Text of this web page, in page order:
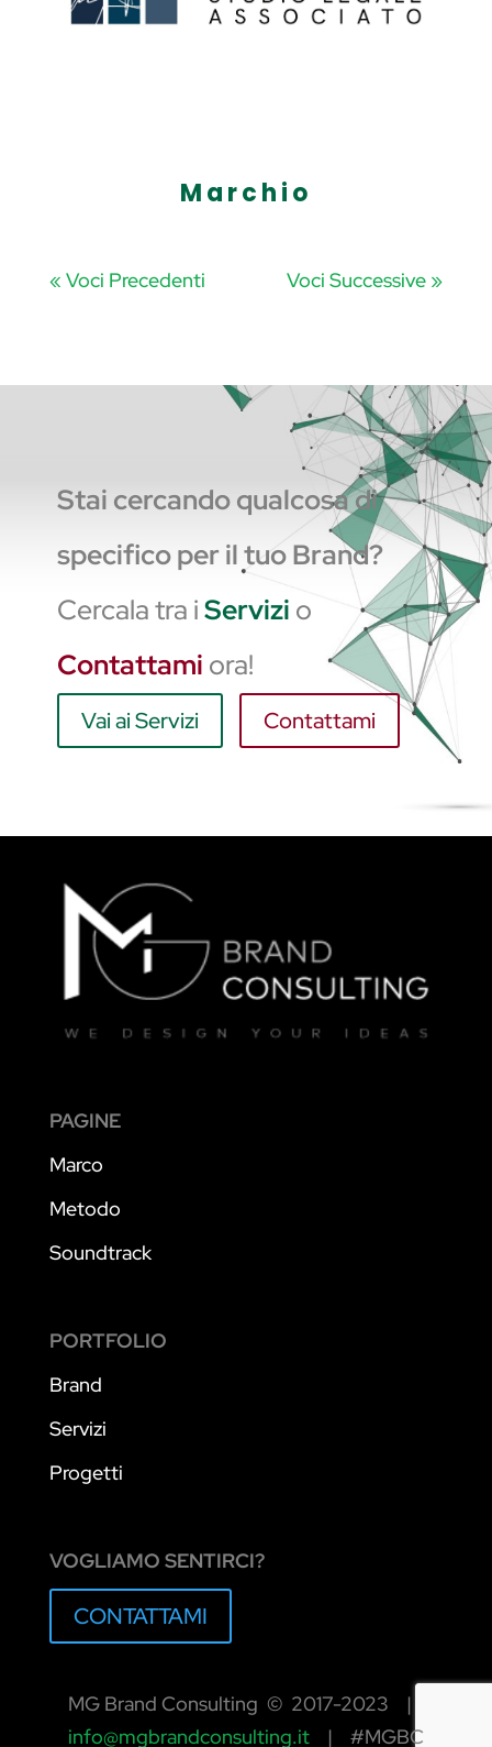
Marchio
« Voci Precedenti Voci Successive »
Stai cercando qualcosa di
specifico per il tuo Brand?
Cercala tra iServizi o
Contattami ora!
Vai ai Servizi Contattami
PAGINE
Marco
Metodo
Soundtrack
PORTFOLIO
Brand
Servizi
Progetti
VOGLIAMO SENTIRCI?
CONTATTAMI
MG Brand Consulting © 2017-2023 |
info@mgbrandconsulting.it | #MGBC